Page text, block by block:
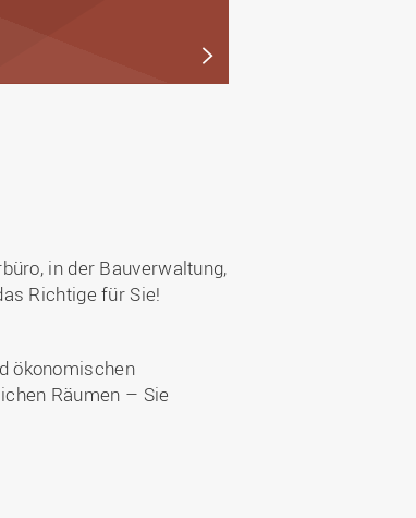
in der Bauverwaltung,
Richtige für Sie!
ökonomischen
Räumen – Sie